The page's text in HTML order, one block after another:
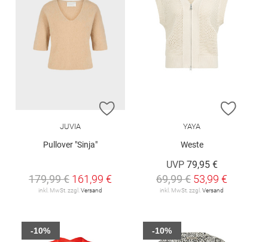
ZUR WUNSCHLISTE HINZUFÜGEN
JUVIA
Pullover "Sinja"
179,99 € 161,99 €
inkl. MwSt. zzgl. Versand
ZUR
YAYA
Weste
UVP 79,95 €
69,99 € 53,99 €
inkl. MwSt. zzgl. Versand
-10% -10%